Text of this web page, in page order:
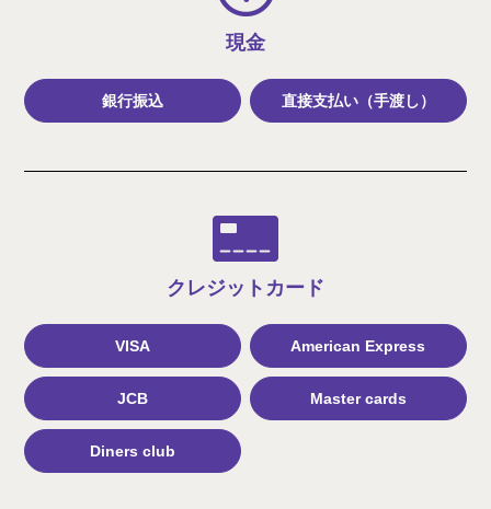
現金
銀行振込 直接支払い（手渡し）
クレジット カード
VISA American Express
JCB Master cards
Diners club